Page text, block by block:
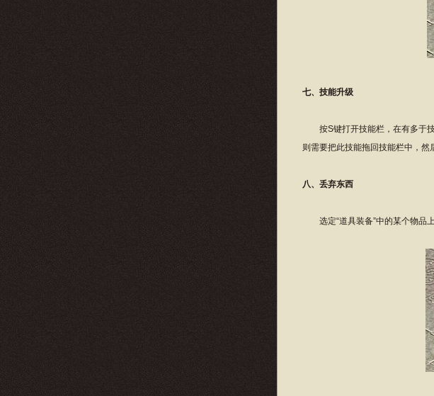
七、技能升级
按S键打开技能栏，在有多于技
则需要把此技能拖回技能栏中，然
八、丢弃东西
选定“道具装备”中的某个物品上